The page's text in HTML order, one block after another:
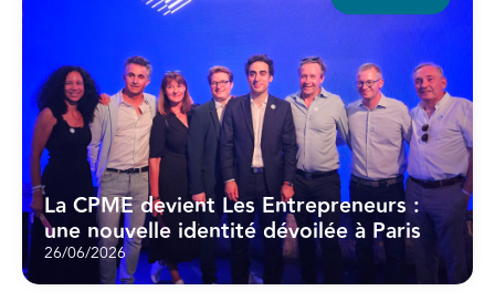
La CPME devient Les Entrepreneurs :
une nouvelle identité dévoilée à Paris
26/06/2026